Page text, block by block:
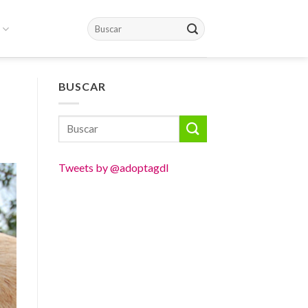
BUSCAR
Tweets by @adoptagdl